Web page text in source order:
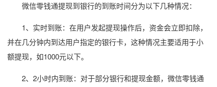
微信零钱通提现到银行的到账时间分为以下几种情况：
1、实时到账：在用户发起提现操作后，资金会立即扣除，
并在几分钟内到达用户指定的银行卡，这种情况主要适用于小
额提现，如1000元以下。
2、2小时内到账：对于部分银行和提现金额，微信零钱通